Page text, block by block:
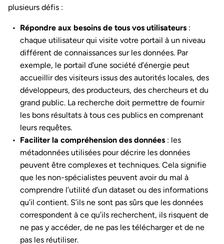
plusieurs défis :
Répondre aux besoins de tous vos utilisateurs :
chaque utilisateur qui visite votre portail à un niveau
différent de connaissances sur les données. Par
exemple, le portail d’une société d’énergie peut
accueillir des visiteurs issus des autorités locales, des
développeurs, des producteurs, des chercheurs et du
grand public. La recherche doit permettre de fournir
les bons résultats à tous ces publics en comprenant
leurs requêtes.
Faciliter la compréhension des données : les
métadonnées utilisées pour décrire les données
peuvent être complexes et techniques. Cela signifie
que les non-spécialistes peuvent avoir du mal à
comprendre l’utilité d’un dataset ou des informations
qu’il contient. S’ils ne sont pas sûrs que les données
correspondent à ce qu’ils recherchent, ils risquent de
ne pas y accéder, de ne pas les télécharger et de ne
pas les réutiliser.